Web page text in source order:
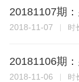
20181107期
2018-11-07 时
20181106期
2018-11-06 时